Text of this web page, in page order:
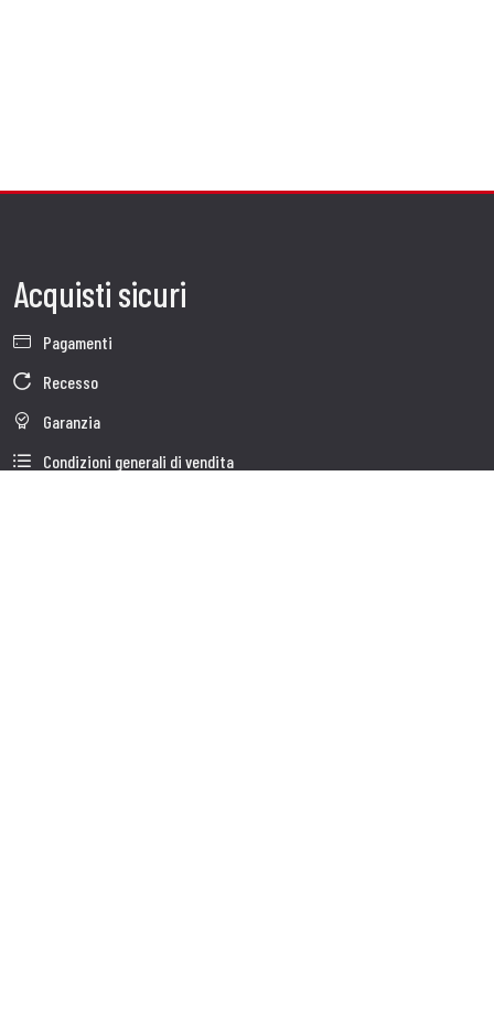
Acquisti sicuri
Pagamenti
Recesso
Garanzia
Condizioni generali di vendita